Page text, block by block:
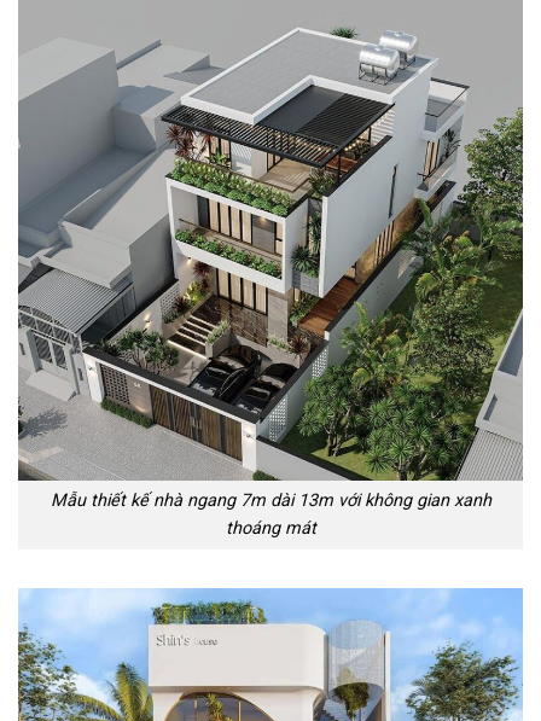
Mẫu thiết kế nhà ngang 7m dài 13m với không gian xanh
thoáng mát